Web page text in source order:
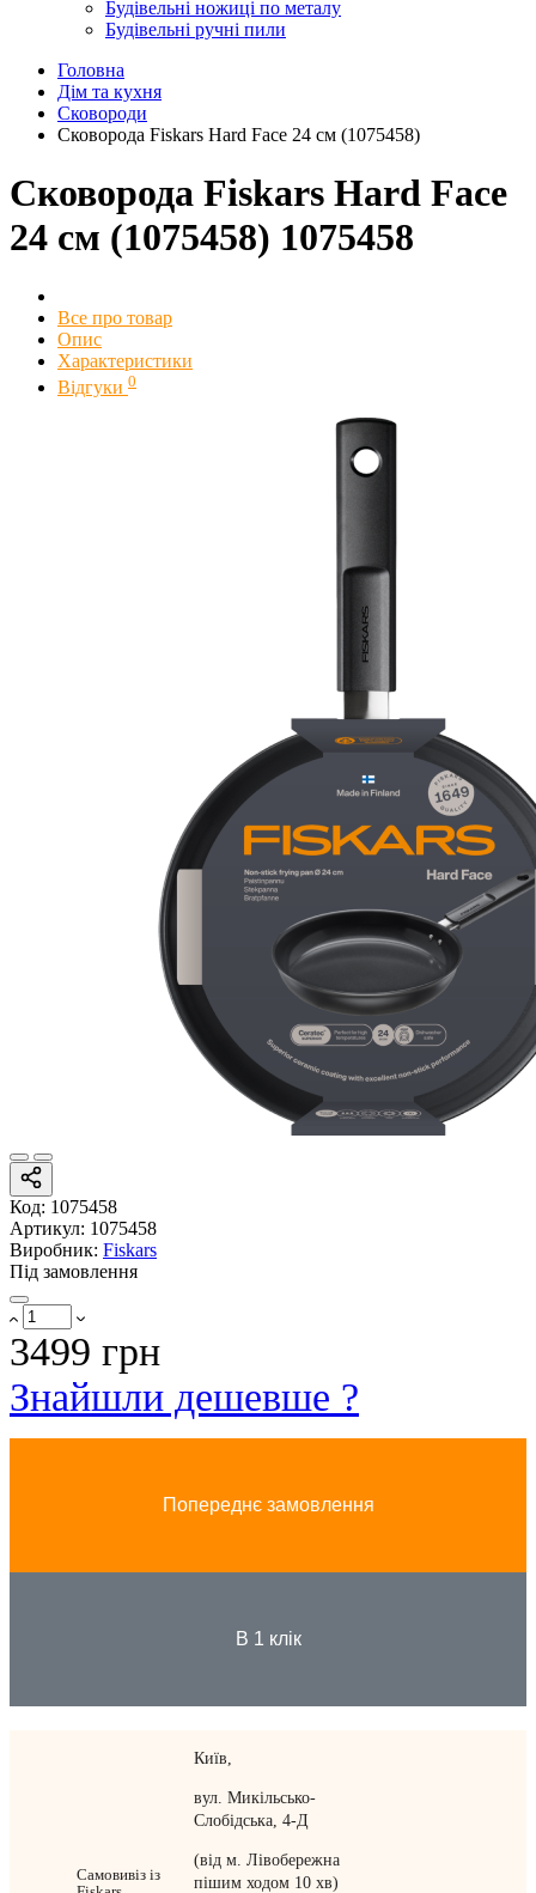
Будівельні ножиці по металу
Будівельні ручні пили
Головна
Дім та кухня
Сковороди
Сковорода Fiskars Hard Face 24 см (1075458)
Сковорода Fiskars Hard Face
24 см (1075458) 1075458
Все про товар
Опис
Характеристики
Відгуки 0
Код: 1075458
Артикул: 1075458
Виробник: Fiskars
Під замовлення
3499 грн
Знайшли дешевше ?
Попереднє замовлення
В 1 клік
Самовивіз із
Київ,
вул. Микільсько-
Слобідська, 4-Д
(від м. Лівобережна
пішим ходом 10 хв)